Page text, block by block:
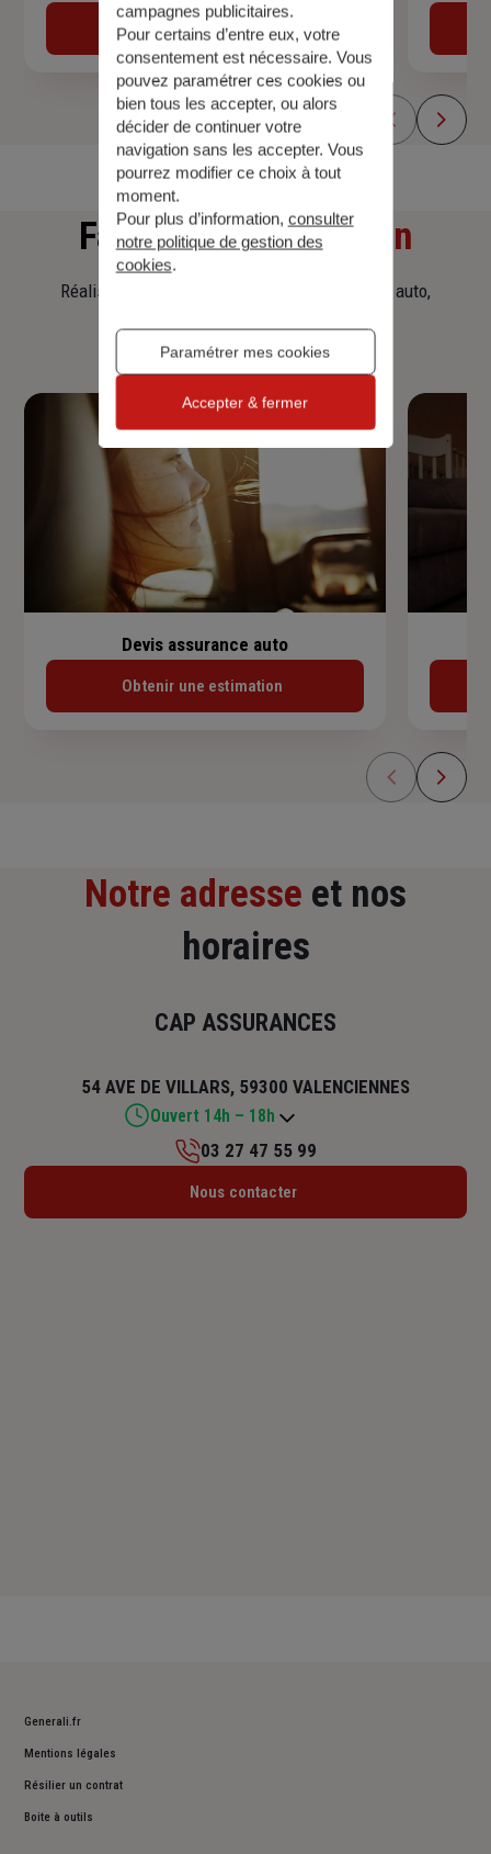
Découvrir
Faitesune simulation
Réalisez une simulation tarifaire d'assurance, auto,
Devis assurance auto
Obtenir une estimation
Notre adresse et nos
horaires
CAP ASSURANCES
54 AVE DE VILLARS, 59300 VALENCIENNES
Ouvert 14h – 18h
Lundi : 14h – 18h
03 27 47 55 99
Nous contacter
Generali.fr
Mentions légales
Résilier un contrat
Boite à outils
campagnes publicitaires.
Pour certains d’entre eux, votre
consentement est nécessaire. Vous
pouvez paramétrer ces cookies ou
bien tous les accepter, ou alors
décider de continuer votre
navigation sans les accepter. Vous
pourrez modifier ce choix à tout
moment.
Pour plus d’information, consulter
notre politique de gestion des
cookies.
Paramétrer mes cookies
Accepter & fermer